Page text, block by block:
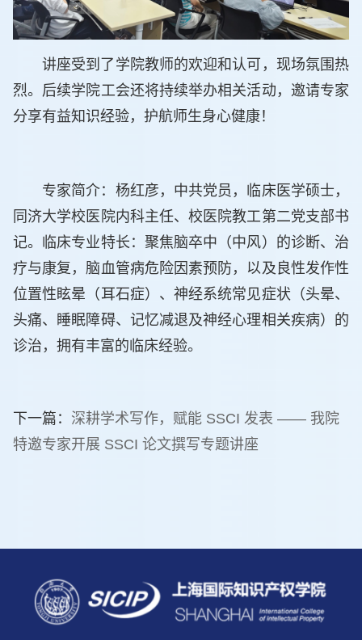
讲座受到了学院教师的欢迎和认可，现场氛围热
烈。后续学院工会还将持续举办相关活动，邀请专家
分享有益知识经验，护航师生身心健康！
专家简介：杨红彦，中共党员，临床医学硕士，
同济大学校医院内科主任、校医院教工第二党支部书
记。临床专业特长：聚焦脑卒中（中风）的诊断、治
疗与康复，脑血管病危险因素预防，以及良性发作性
位置性眩晕（耳石症）、神经系统常见症状（头晕、
头痛、睡眠障碍、记忆减退及神经心理相关疾病）的
诊治，拥有丰富的临床经验。
下一篇： 深耕学术写作，赋能 SSCI 发表 —— 我院
特邀专家开展 SSCI 论文撰写专题讲座